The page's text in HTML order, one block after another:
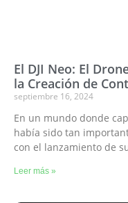
El DJI Neo: El
la Creación de
septiembre 16, 2024
En un mundo donde
había sido tan
con el lanzamiento de
Leer más »